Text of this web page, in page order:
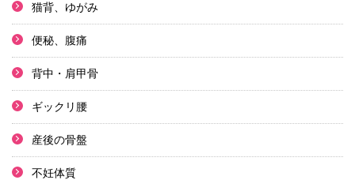
猫背、ゆがみ
便秘、腹痛
背中・肩甲骨
ギックリ腰
産後の骨盤
不妊体質